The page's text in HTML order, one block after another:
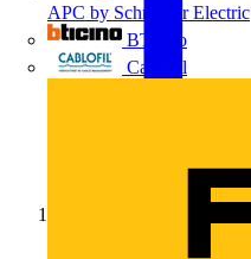
APC by Schneider Electric
BTicino
Cablofil